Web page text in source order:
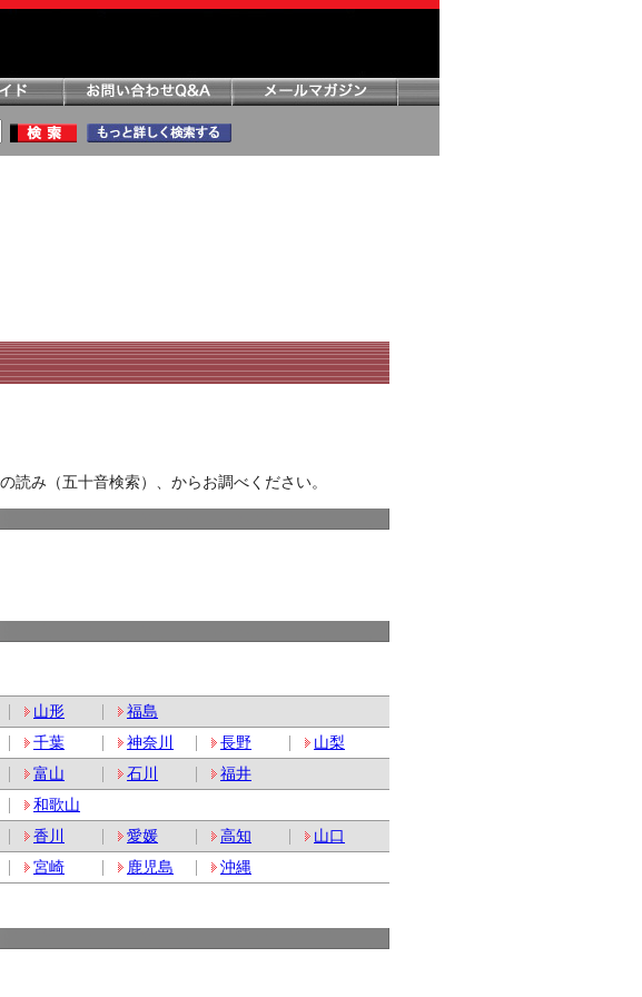
み（五十音検索）、からお調べください。
山形
福島
千葉 神奈川 長野
山梨
富山 石川
福井
和歌山
香川 愛媛 高知
山口
宮崎 鹿児島 沖縄